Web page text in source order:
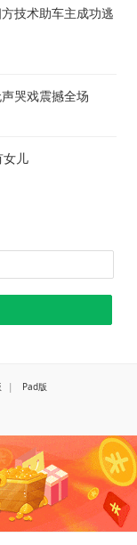
技术助车主成功逃
哭戏震撼全场
儿
| Pad版